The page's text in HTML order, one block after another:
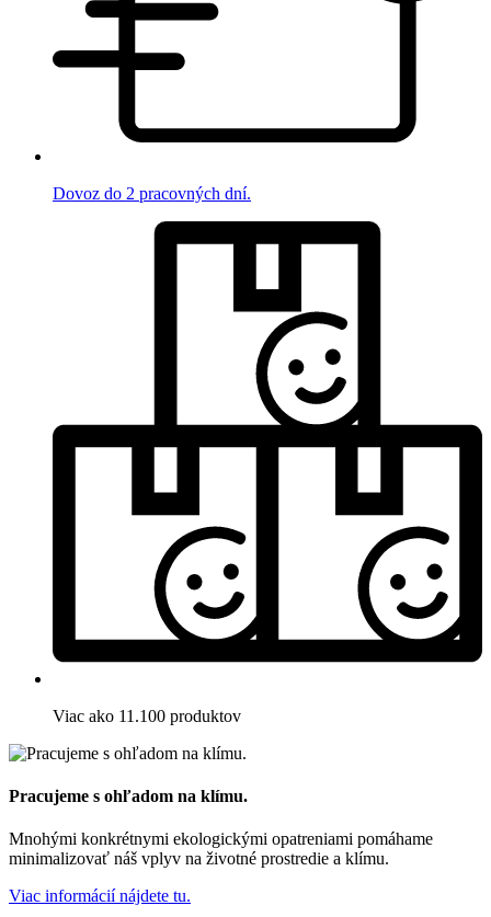
Dovoz do 2 pracovných dní.
Viac ako 11.100 produktov
Pracujeme s ohľadom na klímu.
Mnohými konkrétnymi ekologickými opatreniami pomáhame
minimalizovať náš vplyv na životné prostredie a klímu.
Viac informácií nájdete tu.